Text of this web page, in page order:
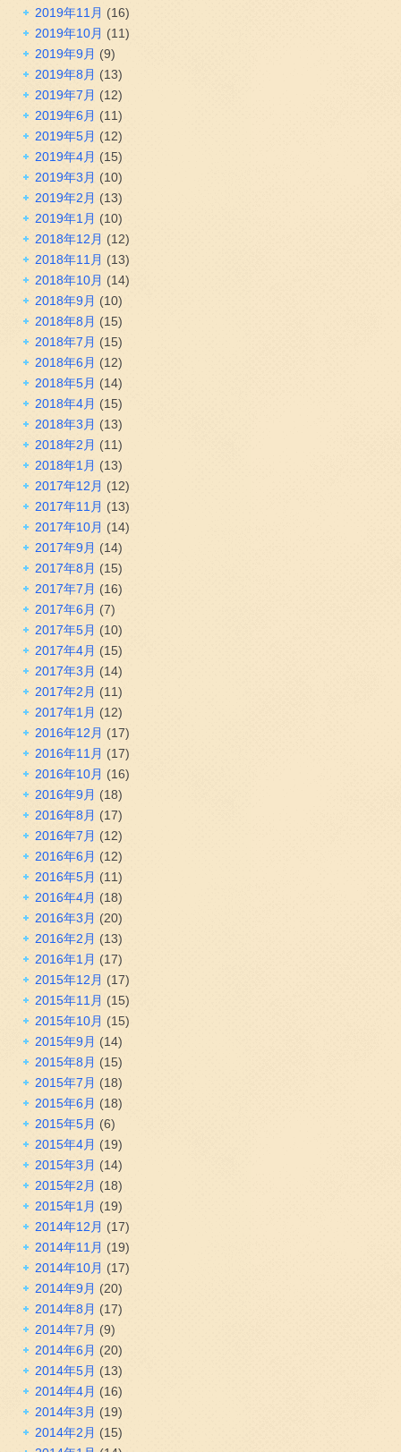
2019年11月 (16)
2019年10月 (11)
2019年9月 (9)
2019年8月 (13)
2019年7月 (12)
2019年6月 (11)
2019年5月 (12)
2019年4月 (15)
2019年3月 (10)
2019年2月 (13)
2019年1月 (10)
2018年12月 (12)
2018年11月 (13)
2018年10月 (14)
2018年9月 (10)
2018年8月 (15)
2018年7月 (15)
2018年6月 (12)
2018年5月 (14)
2018年4月 (15)
2018年3月 (13)
2018年2月 (11)
2018年1月 (13)
2017年12月 (12)
2017年11月 (13)
2017年10月 (14)
2017年9月 (14)
2017年8月 (15)
2017年7月 (16)
2017年6月 (7)
2017年5月 (10)
2017年4月 (15)
2017年3月 (14)
2017年2月 (11)
2017年1月 (12)
2016年12月 (17)
2016年11月 (17)
2016年10月 (16)
2016年9月 (18)
2016年8月 (17)
2016年7月 (12)
2016年6月 (12)
2016年5月 (11)
2016年4月 (18)
2016年3月 (20)
2016年2月 (13)
2016年1月 (17)
2015年12月 (17)
2015年11月 (15)
2015年10月 (15)
2015年9月 (14)
2015年8月 (15)
2015年7月 (18)
2015年6月 (18)
2015年5月 (6)
2015年4月 (19)
2015年3月 (14)
2015年2月 (18)
2015年1月 (19)
2014年12月 (17)
2014年11月 (19)
2014年10月 (17)
2014年9月 (20)
2014年8月 (17)
2014年7月 (9)
2014年6月 (20)
2014年5月 (13)
2014年4月 (16)
2014年3月 (19)
2014年2月 (15)